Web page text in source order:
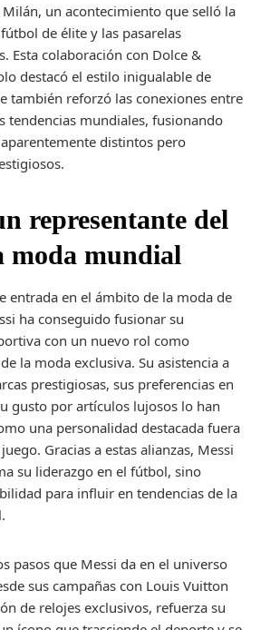
un acontecimiento que selló la
de élite y las pasarelas
Esta colaboración con Dolce &
destacó el estilo inigualable de
también reforzó las conexiones entre
tendencias mundiales, fusionando
distintos pero
representante del
moda mundial
entrada en el ámbito de la moda de
ha conseguido fusionar su
con un nuevo rol como
la moda exclusiva. Su asistencia a
prestigiosas, sus preferencias en
gusto por artículos lujosos lo han
una personalidad destacada fuera
Gracias a estas alianzas, Messi
su liderazgo en el fútbol, sino
para influir en tendencias de la
pasos que Messi da en el universo
sus campañas con Louis Vuitton
de relojes exclusivos, refuerza su